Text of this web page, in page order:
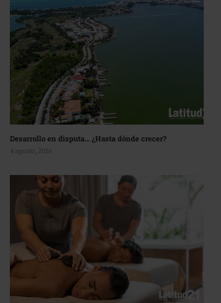
Desarrollo en disputa… ¿Hasta dónde crecer?
4 agosto, 2026